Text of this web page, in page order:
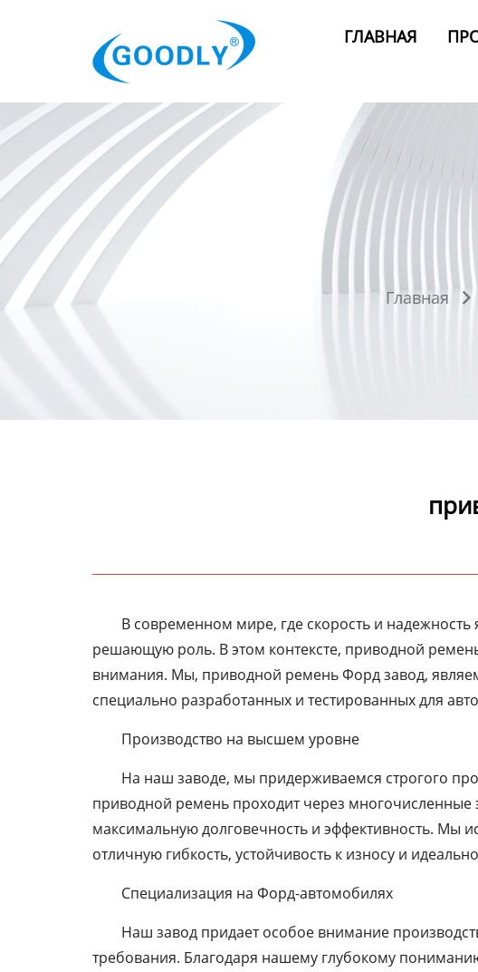
ГЛАВНАЯ
Продукция
ОТРАСЛИ
Категория
Новости
Контакты
Главная 
В современном мире, где скорость и
решающую роль. В этом контексте, приводной
внимания. Мы, приводной ремень Форд завод,
специально разработанных и тестированных для
Производство на высшем уровне
На наш заводе, мы придерживаемся строгого
приводной ремень проходит через
максимальную долговечность и эффективность. Мы
отличную гибкость, устойчивость к износу и
Специализация на Форд-автомобилях
Наш завод придает особое внимание
требования. Благодаря нашему глубокому